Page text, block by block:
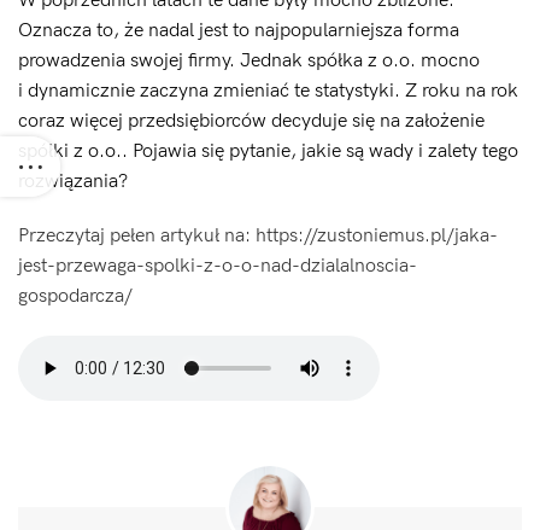
Oznacza to, że nadal jest to najpopularniejsza forma
prowadzenia swojej firmy. Jednak spółka z o.o. mocno
i dynamicznie zaczyna zmieniać te statystyki. Z roku na rok
coraz więcej przedsiębiorców decyduje się na założenie
spółki z o.o.. Pojawia się pytanie, jakie są wady i zalety tego
rozwiązania?
Przeczytaj pełen artykuł na: https://zustoniemus.pl/jaka-
jest-przewaga-spolki-z-o-o-nad-dzialalnoscia-
gospodarcza/